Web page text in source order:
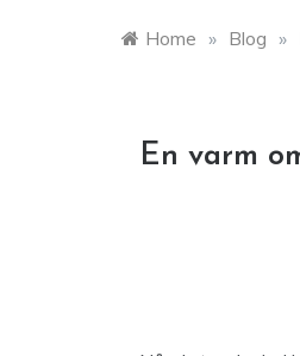
Home » Blog »
En varm